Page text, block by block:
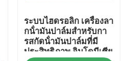
ระบบไฮดรอลิก เครื่องลา
กน้ํามันปาล์มสําหรับกา
รสกัดน้ํามันปาล์มที่มี
ประสิทธิภาพ อินโดนีเซีย